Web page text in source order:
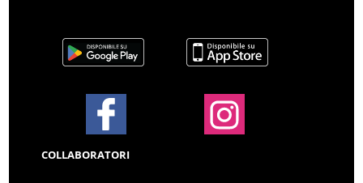
COLLABORATORI